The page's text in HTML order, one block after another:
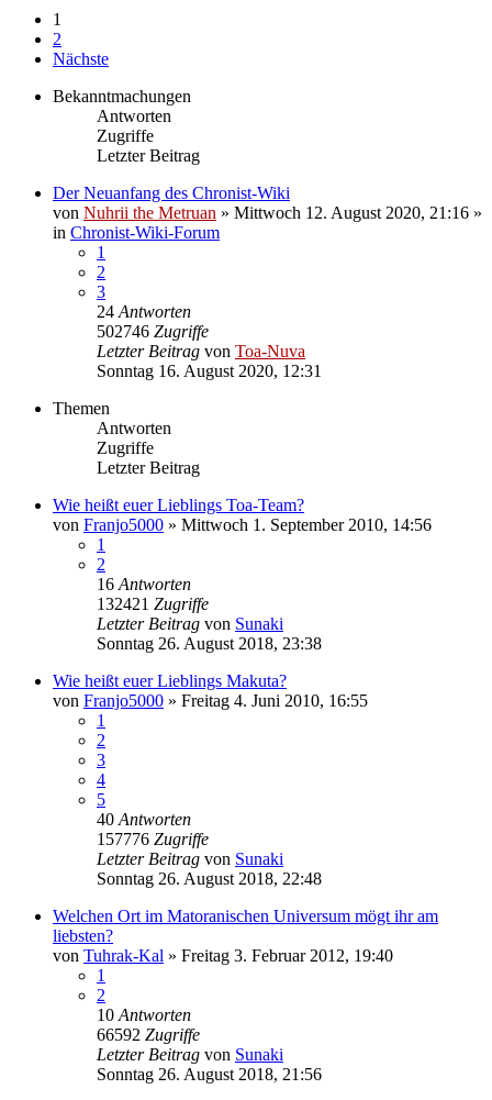
1
2
Nächste
Bekanntmachungen
Antworten
Zugriffe
Letzter Beitrag
Der Neuanfang des Chronist-Wiki
von Nuhrii the Metruan » Mittwoch 12. August 2020, 21:16 »
in Chronist-Wiki-Forum
1
2
3
24 Antworten
502746 Zugriffe
Letzter Beitrag von Toa-Nuva
Sonntag 16. August 2020, 12:31
Themen
Antworten
Zugriffe
Letzter Beitrag
Wie heißt euer Lieblings Toa-Team?
von Franjo5000 » Mittwoch 1. September 2010, 14:56
1
2
16 Antworten
132421 Zugriffe
Letzter Beitrag von Sunaki
Sonntag 26. August 2018, 23:38
Wie heißt euer Lieblings Makuta?
von Franjo5000 » Freitag 4. Juni 2010, 16:55
1
2
3
4
5
40 Antworten
157776 Zugriffe
Letzter Beitrag von Sunaki
Sonntag 26. August 2018, 22:48
Welchen Ort im Matoranischen Universum mögt ihr am
liebsten?
von Tuhrak-Kal » Freitag 3. Februar 2012, 19:40
1
2
10 Antworten
66592 Zugriffe
Letzter Beitrag von Sunaki
Sonntag 26. August 2018, 21:56